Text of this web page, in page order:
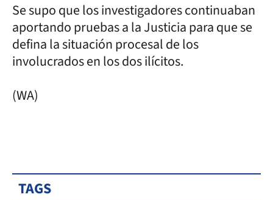
Se supo que los investigadores continuaban
aportando pruebas a la Justicia para que se
defina la situación procesal de los
involucrados en los dos ilícitos.
(WA)
TAGS